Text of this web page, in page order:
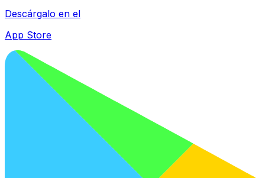
Descárgalo en el
App Store